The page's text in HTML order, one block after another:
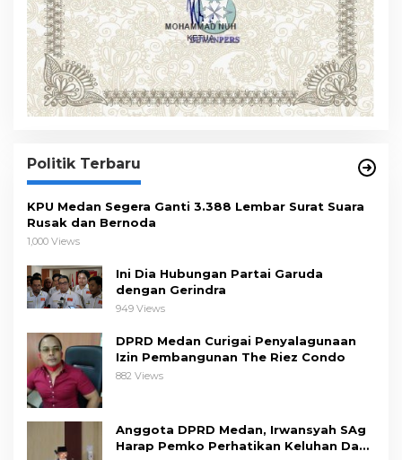
Politik Terbaru
KPU Medan Segera Ganti 3.388 Lembar Surat Suara
Rusak dan Bernoda
1,000 Views
Ini Dia Hubungan Partai Garuda
dengan Gerindra
949 Views
DPRD Medan Curigai Penyalagunaan
Izin Pembangunan The Riez Condo
882 Views
Anggota DPRD Medan, Irwansyah SAg
Harap Pemko Perhatikan Keluhan Dapil